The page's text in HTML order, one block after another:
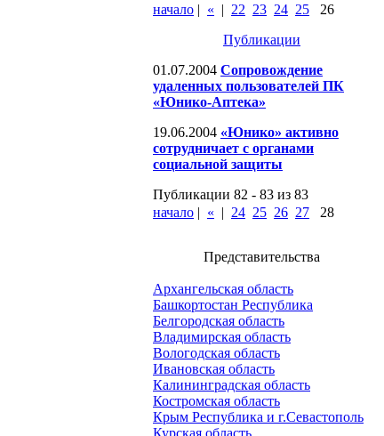
начало | « | 22 23 24 25
26
Публикации
01.07.2004 Сопровождение
удаленных пользователей ПК
«Юнико-Аптека»
19.06.2004 «Юнико» активно
сотрудничает с органами
социальной защиты
Публикации 82 - 83 из 83
начало | « | 24 25 26 27 28
Представительства
Архангельская область
Башкортостан Республика
Белгородская область
Владимирская область
Вологодская область
Ивановская область
Калининградская область
Костромская область
Крым Республика и г.Севастополь
Курская область